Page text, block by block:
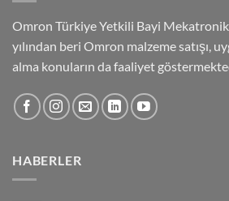
Omron Türkiye Yetkili Bayi
yılından beri Omron malzeme satışı,
alma konuların da faaliyet
HABERLER